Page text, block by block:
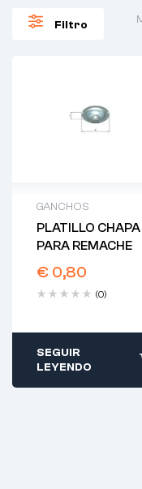
Filtro
GANCHOS
PLATILLO CHAPA
PARA REMACHE
€ 0,80
(0)
SEGUIR
LEYENDO